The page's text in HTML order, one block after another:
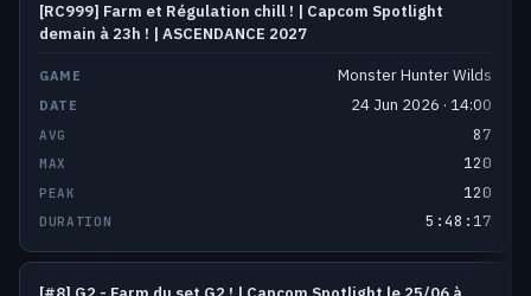
[RC999] Farm et Régulation chill ! | Capcom Spotlight
demain à 23h ! | ASCENDANCE 2027
Monster Hunter Wilds
24 Jun 2026 · 14:00
87
120
120
5:48:17